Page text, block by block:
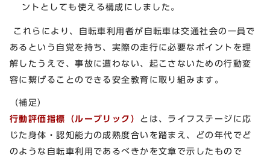
ントとしても使える構成にしました。
これらにより、自転車利用者が自転車は交通社会の一員で
あるという自覚を持ち、実際の走行に必要なポイントを理
解したうえで、事故に遭わない、起こさないための行動変
容に繋げることのできる安全教育に取り組みます。
（補足）
行動評価指標（ルーブリック） とは、ライフステージに応
じた身体・認知能力の成熟度合いを踏まえ、どの年代でど
のような自転車利用であるべきかを文章で示したもので